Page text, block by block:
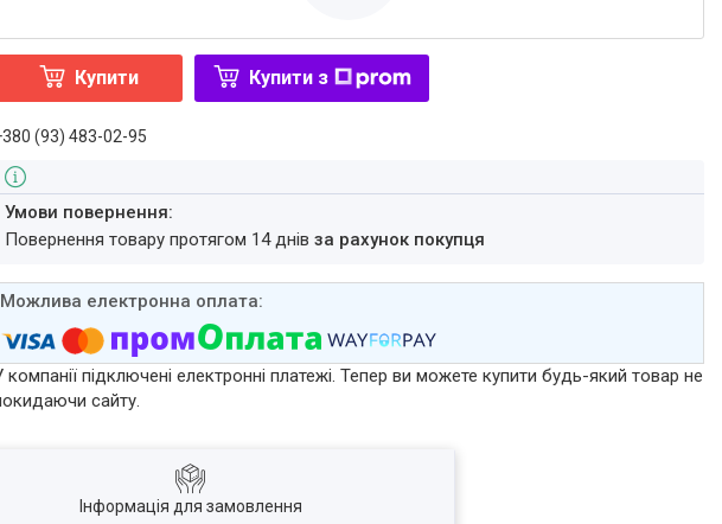
Купити Купити з
(93) 483-02-95
повернення товару протягом 14 днівза рахунок покупця
компанії підключені електронні платежі. Тепер ви можете купити будь-який товар не
сайту.
Інформація для замовлення